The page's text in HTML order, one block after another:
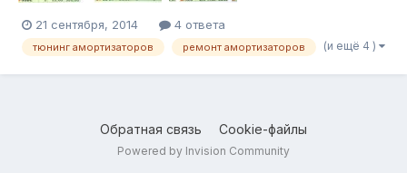
21 сентября, 2014 4 ответа
тюнинг амортизаторов ремонт амортизаторов (и ещё 4 )
Обратная связь Cookie-файлы
Powered by Invision Community